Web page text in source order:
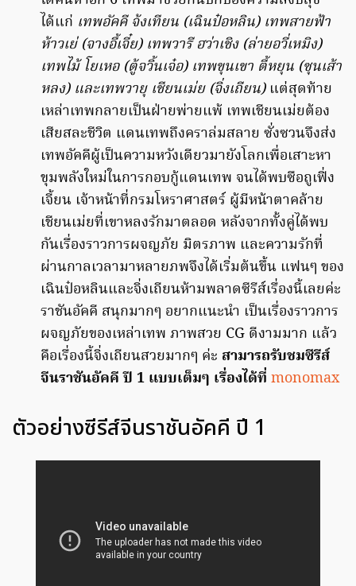
ได้แก่ เทพอัคคี จ้งเทียน (เฉินป๋อหลิน) เทพสายฟ้า
ห้าวเย่ (จางอี้เจี๋ย) เทพวารี ฮว่าเชิง (ล่ายอวี่เหมิง)
เทพไม้ โยเหอ (ตู้จวิ้นเจ๋อ) เทพขุนเขา ตี้หยุน (ซุนเส้า
หลง) และเทพวายุ เชียนเม่ย (จิ่งเถียน)แต่สุดท้าย
เหล่าเทพกลายเป็นฝ่ายพ่ายแพ้ เทพเชียนเม่ยต้อง
เสียสละชีวิต แดนเทพถึงคราล่มสลาย ซั่งซวนจึงส่ง
เทพอัคคีผู้เป็นความหวังเดียวมายังโลกเพื่อเสาะหา
ขุมพลังใหม่ในการกอบกู้แดนเทพ จนได้พบซือถูเฟิ่ง
เจี้ยน เจ้าหน้าที่กรมโหราศาสตร์ ผู้มีหน้าตาคล้าย
เชียนเม่ยที่เขาหลงรักมาตลอด หลังจากทั้งคู่ได้พบ
กันเรื่องราวการผจญภัย มิตรภาพ และความรักที่
ผ่านกาลเวลามาหลายภพจึงได้เริ่มต้นขึ้น แฟนๆ ของ
เฉินป๋อหลินและจิ่งเถียนห้ามพลาดซีรีส์เรื่องนี้เลยค่ะ
ราชันอัคคี สนุกมากๆ อยากแนะนำ เป็นเรื่องราวการ
ผจญภัยของเหล่าเทพ ภาพสวย CG ดีงามมาก แล้ว
คือเรื่องนี้จิ่งเถียนสวยมากๆ ค่ะ สามารถรับชมซีรีส์
จีนราชันอัคคี ปี 1 แบบเต็มๆ เรื่องได้ที่ monomax
ตัวอย่างซีรีส์จีนราชันอัคคี ปี 1